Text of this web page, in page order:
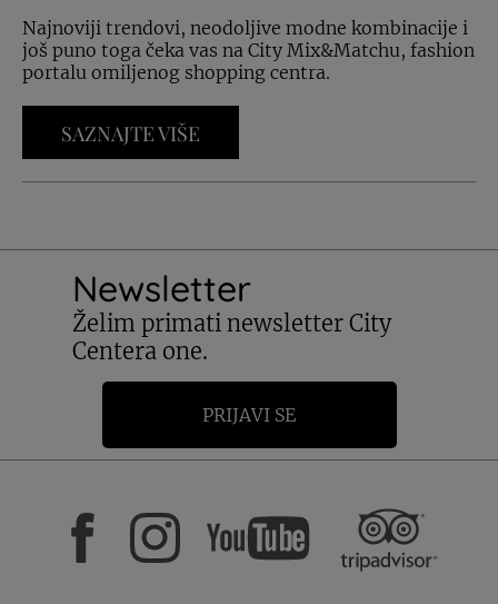
Najnoviji trendovi, neodoljive modne kombinacije i
još puno toga čeka vas na City Mix&Matchu, fashion
portalu omiljenog shopping centra.
SAZNAJTE VIŠE
Newsletter
Želim primati newsletter City
Centera one.
PRIJAVI SE